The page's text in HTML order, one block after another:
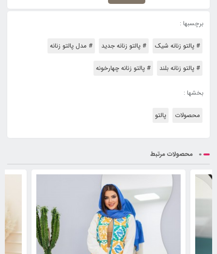
برچسبها :
# پالتو زنانه شیک # پالتو زنانه جدید # مدل پالتو زنانه
# پالتو زنانه بلند # پالتو زنانه چهارخونه
بخشها :
محصولات پالتو
محصولات مرتبط